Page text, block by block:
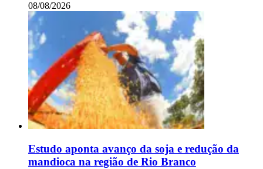
08/08/2026
Estudo aponta avanço da soja e redução da
mandioca na região de Rio Branco